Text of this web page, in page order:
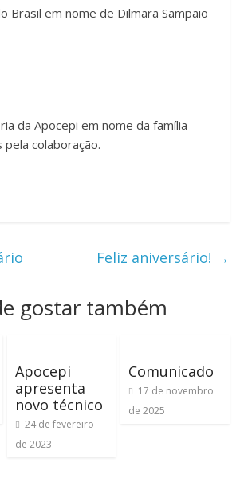
Brasil em nome de Dilmara Sampaio
da Apocepi em nome da família
colaboração.
Feliz aniversário! →
gostar também
Apocepi
apresenta
novo técnico
24 de fevereiro
de 2023
Comunicado
17 de novembro
de 2025